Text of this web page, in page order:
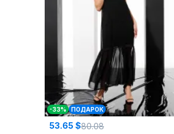
-33% ПОДАРОК
53.65 $80.08